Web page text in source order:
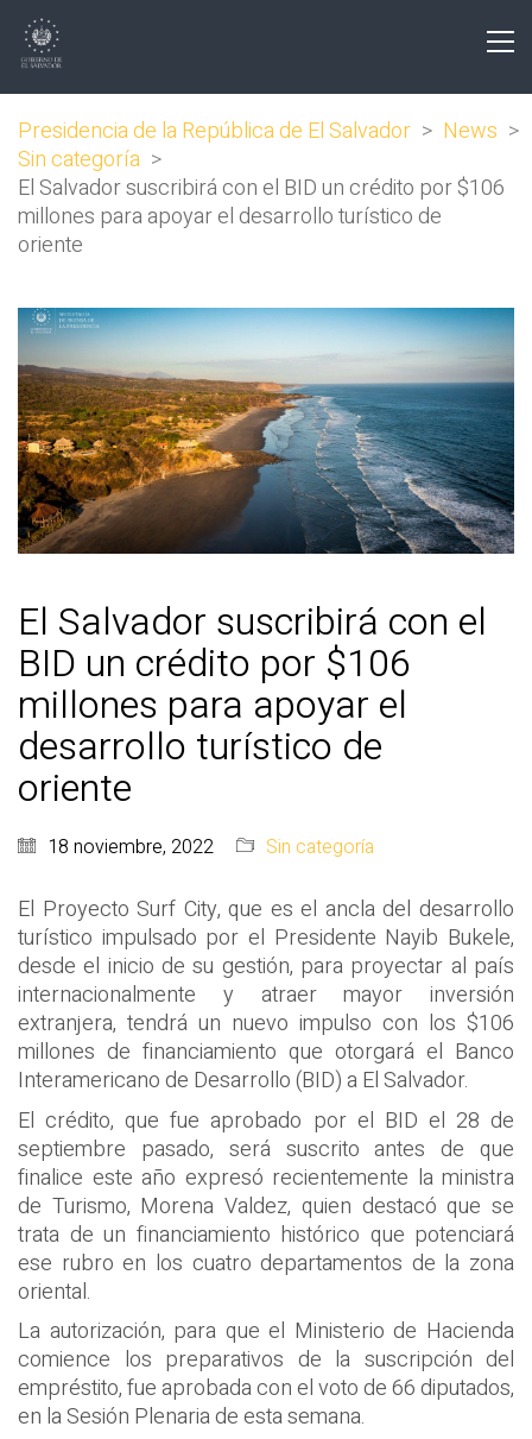
Presidencia de la República de El Salvador > News >
Sin categoría >
El Salvador suscribirá con el BID un crédito por $106
millones para apoyar el desarrollo turístico de
oriente
El Salvador suscribirá con el
BID un crédito por $106
millones para apoyar el
desarrollo turístico de
oriente
18 noviembre, 2022 Sin categoría
El Proyecto Surf City, que es el ancla del desarrollo
turístico impulsado por el Presidente Nayib Bukele,
desde el inicio de su gestión, para proyectar al país
internacionalmente y atraer mayor inversión
extranjera, tendrá un nuevo impulso con los $106
millones de financiamiento que otorgará el Banco
Interamericano de Desarrollo (BID) a El Salvador.
El crédito, que fue aprobado por el BID el 28 de
septiembre pasado, será suscrito antes de que
finalice este año expresó recientemente la ministra
de Turismo, Morena Valdez, quien destacó que se
trata de un financiamiento histórico que potenciará
ese rubro en los cuatro departamentos de la zona
oriental.
La autorización, para que el Ministerio de Hacienda
comience los preparativos de la suscripción del
empréstito, fue aprobada con el voto de 66 diputados,
en la Sesión Plenaria de esta semana.